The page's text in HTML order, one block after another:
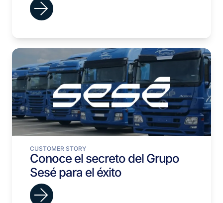
CUSTOMER STORY
Conoce el secreto del Grupo
Sesé para el éxito